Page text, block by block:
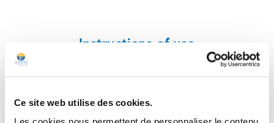
Ce site web utilise des cookies.
Instructions of use